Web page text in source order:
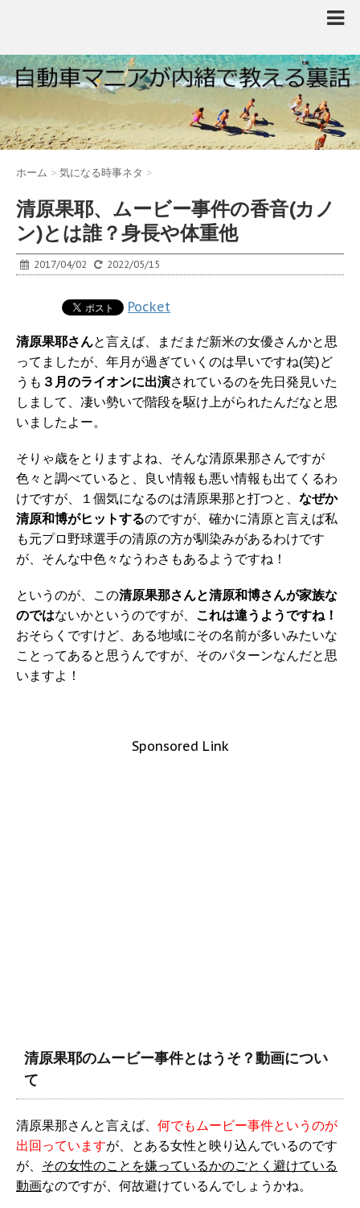
ホーム > 気になる時事ネタ >
清原果耶、ムービー事件の香音(カノ
ン)とは誰？身長や体重他
2017/04/02 2022/05/15
Pocket
清原果耶さんと言えば、まだまだ新米の女優さんかと思
ってましたが、年月が過ぎていくのは早いですね(笑)ど
うも ３月のライオンに出演されているのを先日発見いた
しまして、凄い勢いで階段を駆け上がられたんだなと思
いましたよー。
そりゃ歳をとりますよね、そんな清原果那さんですが
色々と調べていると、良い情報も悪い情報も出てくるわ
けですが、１個気になるのは清原果那と打つと、 なぜか
清原和博がヒットするのですが、確かに清原と言えば私
も元プロ野球選手の清原の方が馴染みがあるわけです
が、そんな中色々なうわさもあるようですね！
というのが、この清原果那さんと清原和博さんが家族な
のではないかというのですが、 これは違うようですね！
おそらくですけど、ある地域にその名前が多いみたいな
ことってあると思うんですが、そのパターンなんだと思
いますよ！
Sponsored Link
清原果耶のムービー事件とはうそ？動画につい
て
清原果那さんと言えば、 何でもムービー事件というのが
出回っていますが、とある女性と映り込んでいるのです
が、 その女性のことを嫌っているかのごとく避けている
動画なのですが、何故避けているんでしょうかね。